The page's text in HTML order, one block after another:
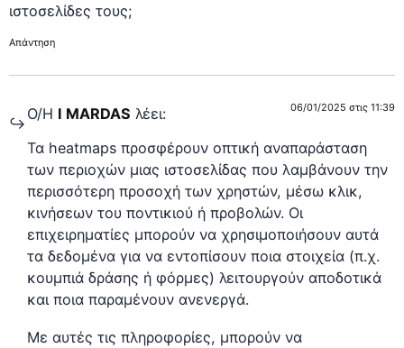
ιστοσελίδες τους;
Απάντηση
Ο/Η I MARDAS λέει: 06/01/2025 στις 11:39
Τα heatmaps προσφέρουν οπτική αναπαράσταση
των περιοχών μιας ιστοσελίδας που λαμβάνουν την
περισσότερη προσοχή των χρηστών, μέσω κλικ,
κινήσεων του ποντικιού ή προβολών. Οι
επιχειρηματίες μπορούν να χρησιμοποιήσουν αυτά
τα δεδομένα για να εντοπίσουν ποια στοιχεία (π.χ.
κουμπιά δράσης ή φόρμες) λειτουργούν αποδοτικά
και ποια παραμένουν ανενεργά.
Με αυτές τις πληροφορίες, μπορούν να